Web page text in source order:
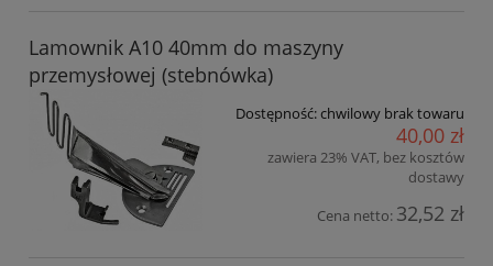
Lamownik A10 40mm do maszyny
przemysłowej (stebnówka)
Dostępność:chwilowy brak towaru
40,00 zł
zawiera 23% VAT, bez kosztów
dostawy
Cena netto: 32,52 zł